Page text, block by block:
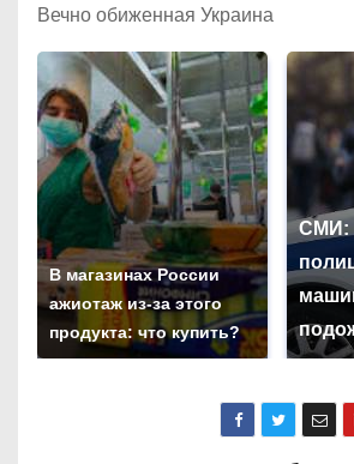
Вечно обиженная Украина
В магазинах России
ажиотаж из-за этого
продукта: что купить?
СМИ: